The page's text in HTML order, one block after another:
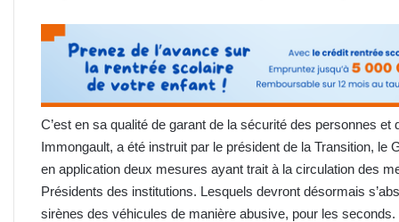
C’est en sa qualité de garant de la sécurité des personnes
Immongault, a été instruit par le président de la Transition, le
en application deux mesures ayant trait à la circulation des
Présidents des institutions. Lesquels devront désormais
sirènes des véhicules de manière abusive, pour les seconds.